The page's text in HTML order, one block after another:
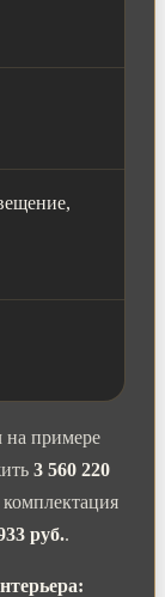
на примере
3 560 220
руб..